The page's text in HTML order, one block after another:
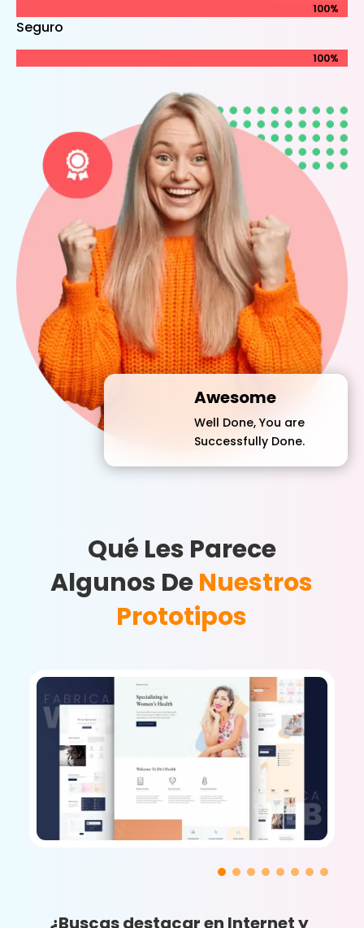
100%
100%
Seguro
100%
100%
Awesome
Well Done, You are
Successfully Done.
Qué Les Parece
Algunos DeNuestros
Prototipos
¿Buscas destacar en Internet y